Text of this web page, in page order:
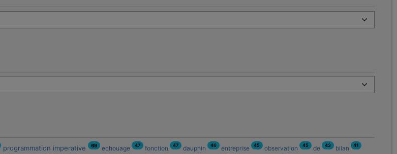
programmation imperative 69 echouage 47 fonction 47 dauphin 46 entreprise 45 observation 45 de 43 bilan 41